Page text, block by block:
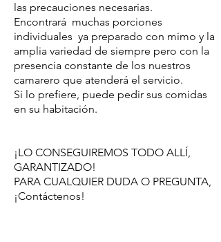
las precauciones necesarias.
Encontrará muchas porciones
individuales ya preparado con mimo y la
amplia variedad de siempre pero con la
presencia constante de los nuestros
camarero que atenderá el servicio.
Si lo prefiere, puede pedir sus comidas
en su habitación.
¡LO CONSEGUIREMOS TODO ALLÍ,
GARANTIZADO!
PARA CUALQUIER DUDA O PREGUNTA,
¡Contáctenos!